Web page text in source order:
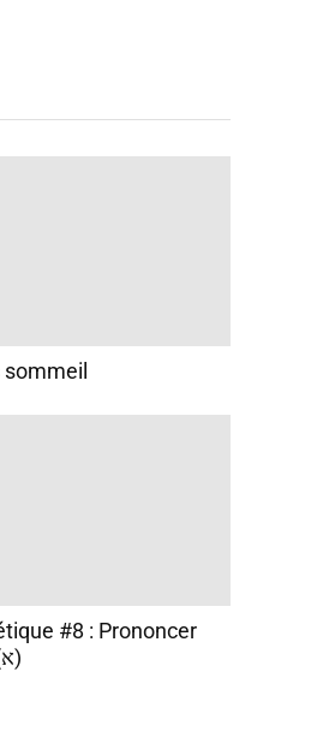
sommeil
#8 : Prononcer
l’aleph (א)